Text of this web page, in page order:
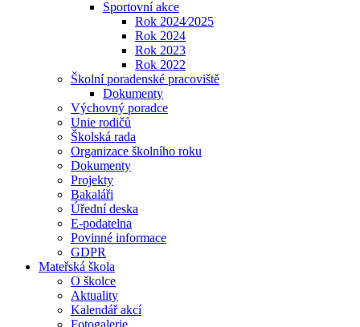
Sportovní akce
Rok 2024⁄2025
Rok 2024
Rok 2023
Rok 2022
Školní poradenské pracoviště
Dokumenty
Výchovný poradce
Unie rodičů
Školská rada
Organizace školního roku
Dokumenty
Projekty
Bakaláři
Úřední deska
E-podatelna
Povinné informace
GDPR
Mateřská škola
O školce
Aktuality
Kalendář akcí
Fotogalerie